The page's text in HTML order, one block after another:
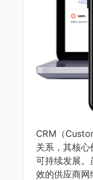
CRM（
关系，其核
可持续发展。
效的供应商网